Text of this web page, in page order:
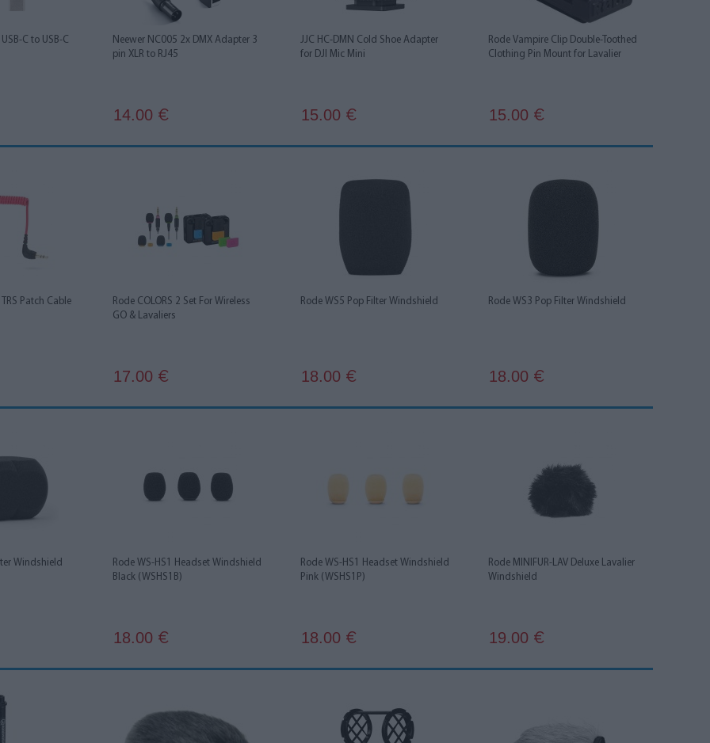
C to USB-C
Neewer NC005 2x DMX Adapter 3
pin XLR to RJ45
14.00 €
JJC HC-DMN Cold Shoe Adapter
for DJI Mic Mini
15.00 €
Rode Vampire Clip Double-Toothed
Clothing Pin Mount for Lavalier
15.00 €
Patch Cable
Rode COLORS 2 Set For Wireless
GO & Lavaliers
17.00 €
Rode WS5 Pop Filter Windshield
18.00 €
Rode WS3 Pop Filter Windshield
18.00 €
Windshield
Rode WS-HS1 Headset Windshield
Black (WSHS1B)
18.00 €
Rode WS-HS1 Headset Windshield
Pink (WSHS1P)
18.00 €
Rode MINIFUR-LAV Deluxe Lavalier
Windshield
19.00 €